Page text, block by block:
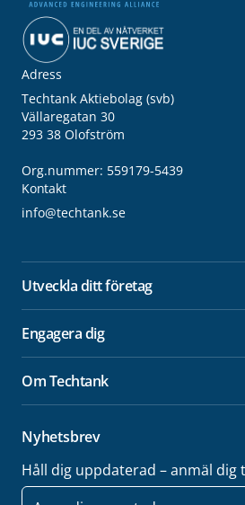
Adress
Techtank Aktiebolag (svb)
Vällaregatan 30
293 38 Olofström
Org.nummer: 559179-5439
Kontakt
info@techtank.se
Utveckla ditt företag
Engagera dig
Om Techtank
Nyhetsbrev
Håll dig uppdaterad – anmäl dig
E-